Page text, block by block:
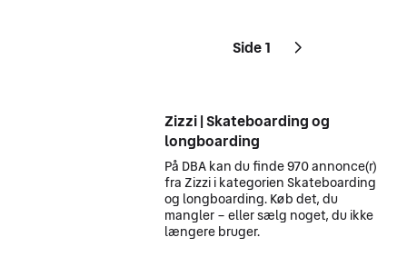
Sider
Side 1 Næste side
ikon
Zizzi | Skateboarding og
longboarding
På DBA kan du finde 970 annonce(r)
fra Zizzi i kategorien Skateboarding
og longboarding. Køb det, du
mangler – eller sælg noget, du ikke
længere bruger.